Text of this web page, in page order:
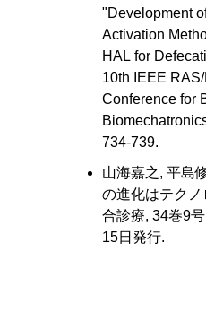
"Development
Activation
HAL for
10th IEEE
Conference for
734-739.
山海嘉之, 平島
の進化はテクノ
合診療, 34巻9
15日発行.